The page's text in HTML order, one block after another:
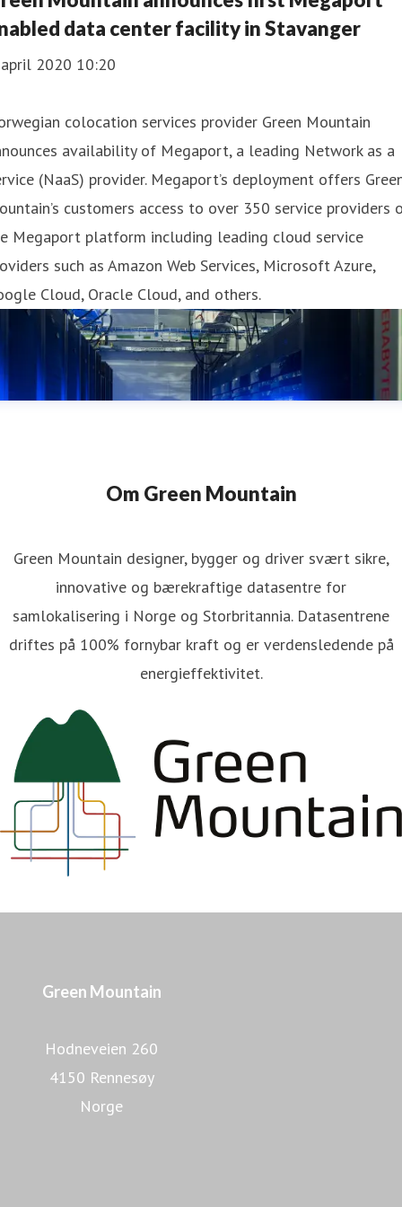
data center facility in Stavanger
2020 10:20
colocation services provider Green Mountain
availability of Megaport, a leading Network as a
(NaaS) provider. Megaport’s deployment offers
customers access to over 350 service providers
Megaport platform including leading cloud service
such as Amazon Web Services, Microsoft Azure,
Cloud, Oracle Cloud, and others.
Om Green Mountain
Green Mountain designer, bygger og driver svært sikre,
innovative og bærekraftige datasentre for
samlokalisering i Norge og Storbritannia. Datasentrene
driftes på 100% fornybar kraft og er verdensledende på
energieffektivitet.
Green Mountain
Hodneveien 260
4150 Rennesøy
Norge